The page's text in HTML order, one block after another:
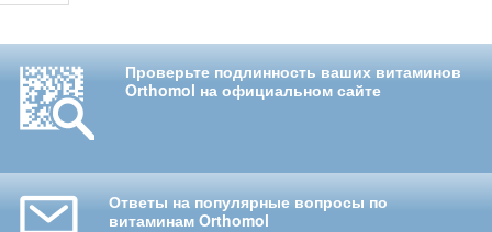
Проверьте подлинность ваших витаминов
Orthomol на официальном сайте
Ответы на популярные вопросы по
витаминам Orthomol